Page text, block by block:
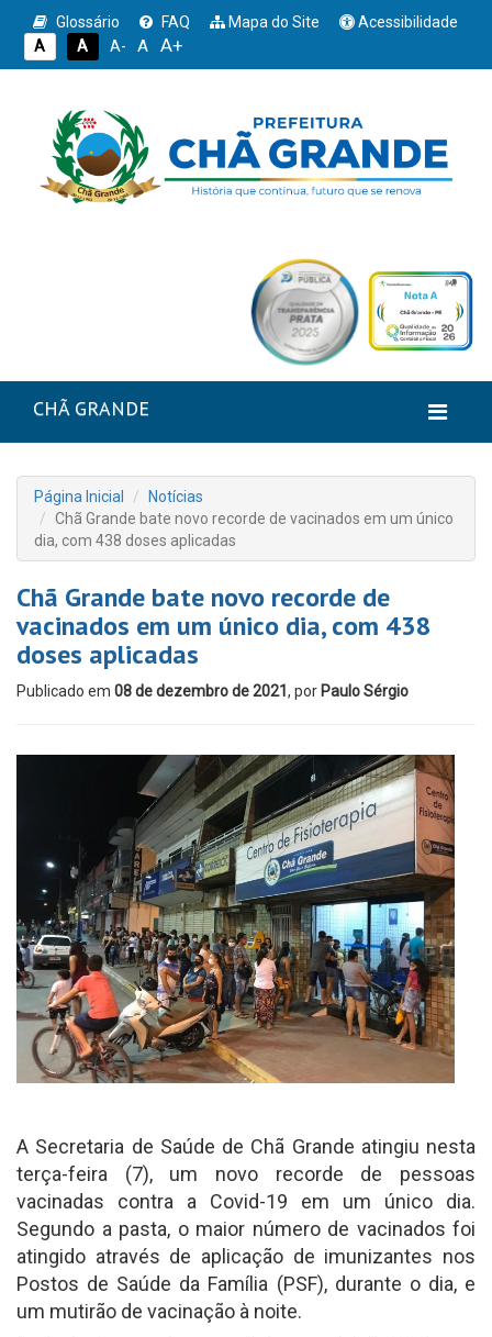
Glossário FAQ Mapa do Site
Acessibilidade
A
A A- A A+
CHÃ GRANDE
Página Inicial
Notícias
Chã Grande bate novo recorde de vacinados em um único
dia, com 438 doses aplicadas
Chã Grande bate novo recorde de
vacinados em um único dia, com 438
doses aplicadas
Publicado em 08 de dezembro de 2021 , por Paulo Sérgio
A Secretaria de Saúde de Chã Grande atingiu nesta
terça-feira (7), um novo recorde de pessoas
vacinadas contra a Covid-19 em um único dia.
Segundo a pasta, o maior número de vacinados foi
atingido através de aplicação de imunizantes nos
Postos de Saúde da Família (PSF), durante o dia, e
um mutirão de vacinação à noite.